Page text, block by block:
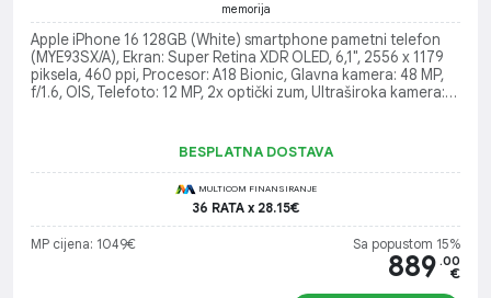
memorija
Apple iPhone 16 128GB (White) smartphone pametni telefon
(MYE93SX/A), Ekran: Super Retina XDR OLED, 6,1", 2556 x 1179
piksela, 460 ppi, Procesor: A18 Bionic, Glavna kamera: 48 MP,
f/1.6, OIS, Telefoto: 12 MP, 2x optički zum, Ultraširoka kamera:
BESPLATNA DOSTAVA
MULTICOM FINANSIRANJE
36 RATA x 28.15€
MP cijena: 1049€ Sa popustom 15%
889 .00
€